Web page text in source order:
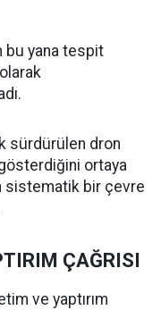
bu yana tespit
sürdürülen dron
ortaya
sistematik bir çevre
ÇAĞRISI
ve yaptırım